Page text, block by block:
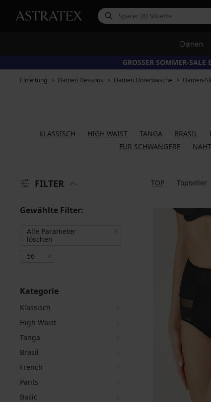
Damen
GROSSER SOMMER-
Einleitung Damen Dessous Damen Unterwäsche Damen-
KLASSISCH HIGH WAIST TANGA BRASIL
FÜR SCHWANGERE
FILTER TOP Topseller
Gewählte Filter:
Alle Parameter
löschen
56
Kategorie
Klassisch
High Waist
Tanga
Brasil
French
Pants
Basic